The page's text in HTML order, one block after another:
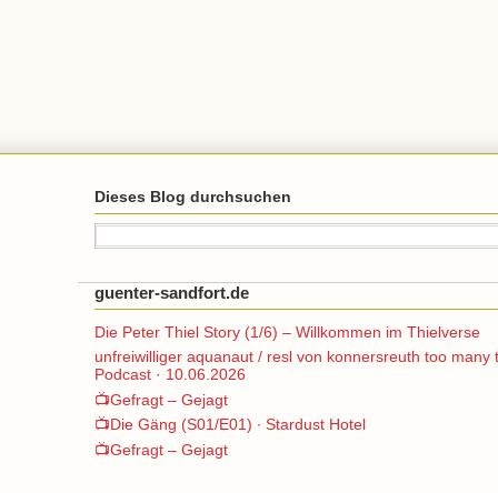
Dieses Blog durchsuchen
guenter-sandfort.de
Die Peter Thiel Story (1/6) – Willkommen im Thielverse
unfreiwilliger aquanaut / resl von konnersreuth too many
Podcast · 10.06.2026
📺Gefragt – Gejagt
📺Die Gäng (S01/E01) ∙ Stardust Hotel
📺Gefragt – Gejagt